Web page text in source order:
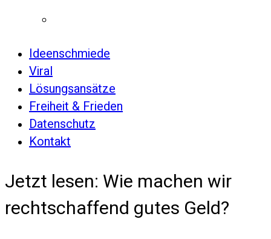
Ideenschmiede
Viral
Lösungsansätze
Freiheit & Frieden
Datenschutz
Kontakt
Jetzt lesen: Wie machen wir
rechtschaffend gutes Geld?